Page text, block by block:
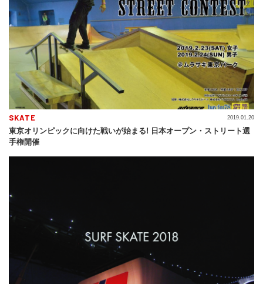
SKATE
東京オリンピックに向けた戦いが始まる! 日本オープン・ストリート選
手権開催
2019.01.20